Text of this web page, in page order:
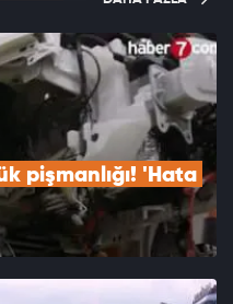
pişmanlığı! 'Hata